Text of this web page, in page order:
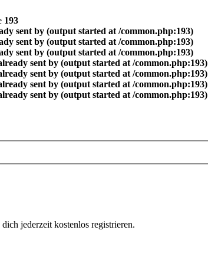
193
sent by (output started at /common.php:193)
sent by (output started at /common.php:193)
sent by (output started at /common.php:193)
sent by (output started at /common.php:193)
sent by (output started at /common.php:193)
sent by (output started at /common.php:193)
sent by (output started at /common.php:193)
jederzeit kostenlos registrieren.